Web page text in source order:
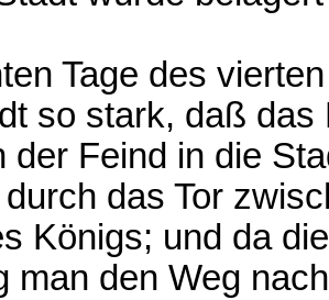
Tage des
so stark, daß
der Feind in die
das Tor
Königs; und da
man den Weg